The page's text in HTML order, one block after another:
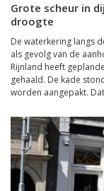
Grote scheur in
droogte
De waterkering langs
als gevolg van de
Rijnland heeft
gehaald. De kade
worden aangepakt.